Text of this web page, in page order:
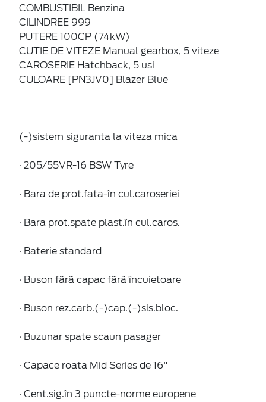
COMBUSTIBIL Benzina
CILINDREE 999
PUTERE 100CP (74kW)
CUTIE DE VITEZE Manual gearbox, 5 viteze
CAROSERIE Hatchback, 5 usi
CULOARE [PN3JV0] Blazer Blue
(-)sistem siguranta la viteza mica
· 205/55VR-16 BSW Tyre
· Bara de prot.fata-în cul.caroseriei
· Bara prot.spate plast.în cul.caros.
· Baterie standard
· Buson fãrã capac fãrã încuietoare
· Buson rez.carb.(-)cap.(-)sis.bloc.
· Buzunar spate scaun pasager
· Capace roata Mid Series de 16"
· Cent.sig.în 3 puncte-norme europene